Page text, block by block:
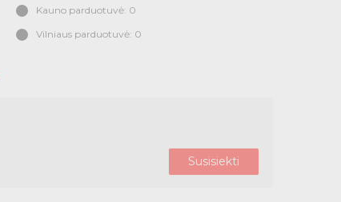
Kauno parduotuvė: 0
Vilniaus parduotuvė: 0
Susisiekti